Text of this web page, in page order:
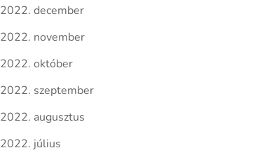
2022. december
2022. november
2022. október
2022. szeptember
2022. augusztus
2022. július